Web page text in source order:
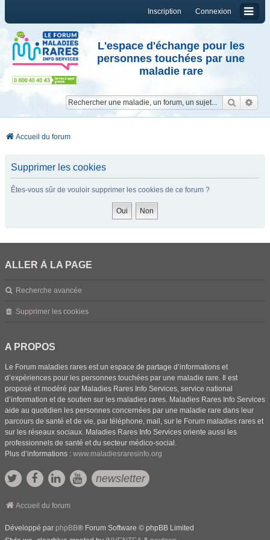
Connexion
Inscription
L'espace d'échange pour les
personnes touchées par une
maladie rare
Accueil du forum
Supprimer les cookies
Êtes-vous sûr de vouloir supprimer les cookies de ce forum ?
ALLER À LA PAGE
Recherche avancée
Supprimer les cookies
A PROPOS
Le Forum maladies rares est un espace de partage d’informations et
d’expériences pour les personnes touchées par une maladie rare. Il est
proposé et modéré par Maladies Rares Info Services, service national
d’information et de soutien sur les maladies rares. Maladies Rares Info Services
aide au quotidien les personnes concernées par une maladie rare dans leur
parcours de santé et de vie, par téléphone, mail, sur le Forum maladies rares et
sur les réseaux sociaux. Maladies Rares Info Services oriente aussi les
professionnels de santé et du secteur médico-social.
Plus d’informations : www.maladiesraresinfo.org
newsletter
Accueil du forum
Développé par phpBB® Forum Software © phpBB Limited